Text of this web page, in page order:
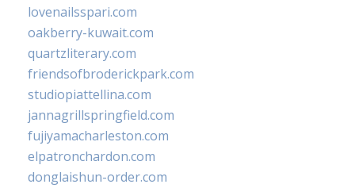
lovenailsspari.com
oakberry-kuwait.com
quartzliterary.com
friendsofbroderickpark.com
studiopiattellina.com
jannagrillspringfield.com
fujiyamacharleston.com
elpatronchardon.com
donglaishun-order.com